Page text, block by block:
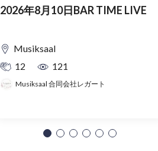
2026年8月10日BAR TIME LIVE
Musiksaal
12
121
Musiksaal 合同会社レガート